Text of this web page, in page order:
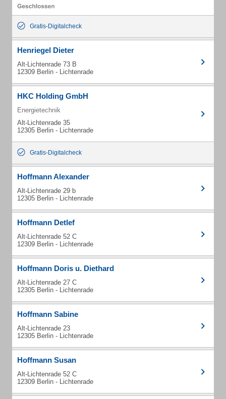
Gratis-Digitalcheck
Henriegel Dieter
Alt-Lichtenrade 73 B
12309 Berlin - Lichtenrade
HKC Holding GmbH
Energietechnik
Alt-Lichtenrade 35
12305 Berlin - Lichtenrade
Gratis-Digitalcheck
Hoffmann Alexander
Alt-Lichtenrade 29 b
12305 Berlin - Lichtenrade
Hoffmann Detlef
Alt-Lichtenrade 52 C
12309 Berlin - Lichtenrade
Hoffmann Doris u. Diethard
Alt-Lichtenrade 27 C
12305 Berlin - Lichtenrade
Hoffmann Sabine
Alt-Lichtenrade 23
12305 Berlin - Lichtenrade
Hoffmann Susan
Alt-Lichtenrade 52 C
12309 Berlin - Lichtenrade